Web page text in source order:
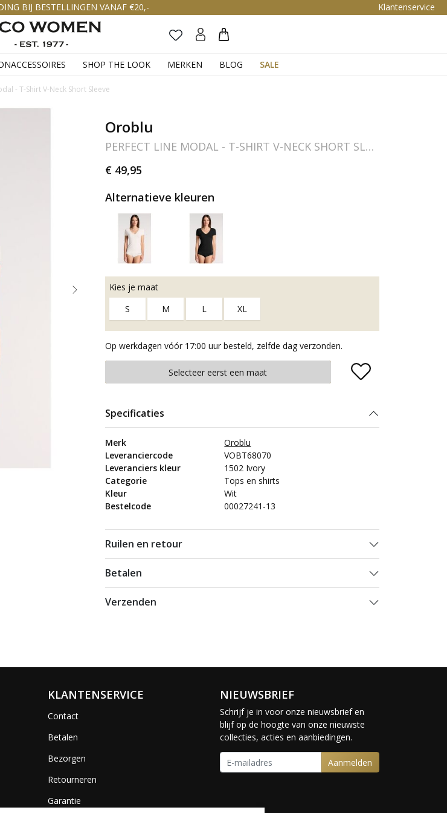
BIJ BESTELLINGEN VANAF €20,- Klantenservice
SHOP THE LOOK MERKEN BLOG SALE
Zoeken
- T-Shirt V-Neck Short Sleeve
Oroblu
PERFECT LINE MODAL - T-SHIRT V-NECK SHORT SLEEVE
€ 49,95
Alternatieve kleuren
Kies je maat
S
M L XL
Op werkdagen vóór 17:00 uur besteld, zelfde dag verzonden.
Plaats in winkelmand
Selecteer eerst een maat
Specificaties
Merk
Oroblu
Leveranciercode
VOBT68070
Leveranciers kleur
1502 Ivory
Categorie
Tops en shirts
Kleur
Wit
Bestelcode
00027241-13
Ruilen en retour
Betalen
Verzenden
KLANTENSERVICE
Contact
Betalen
Bezorgen
Retourneren
Garantie
NIEUWSBRIEF
Schrijf je in voor onze nieuwsbrief en
blijf op de hoogte van onze nieuwste
collecties, acties en aanbiedingen.
Aanmelden